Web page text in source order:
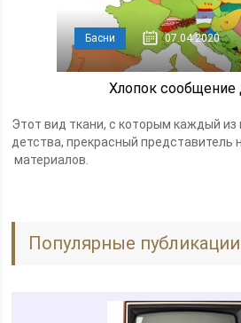
Басни 07.04.2020
Хлопок сообщение
Этот вид ткани, с которым каждый из
детства, прекрасный представитель
материалов.
Популярные публикации